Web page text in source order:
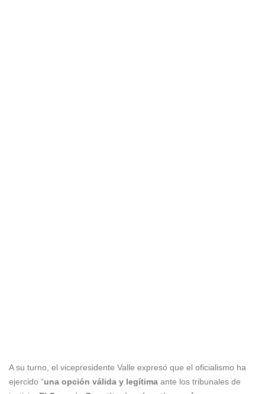
A su turno, el vicepresidente Valle expresó que el oficialismo ha
ejercido “una opción válida y legítima ante los tribunales de